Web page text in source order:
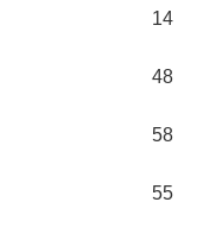
14
48
58
55